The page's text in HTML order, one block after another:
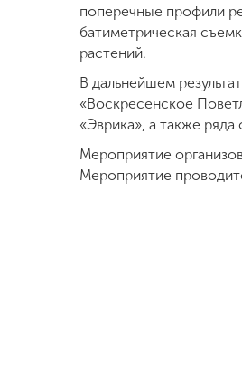
поперечные профили
батиметрическая
растений.
В дальнейшем
«Воскресенское
«Эврика», а также
Мероприятие
Мероприятие